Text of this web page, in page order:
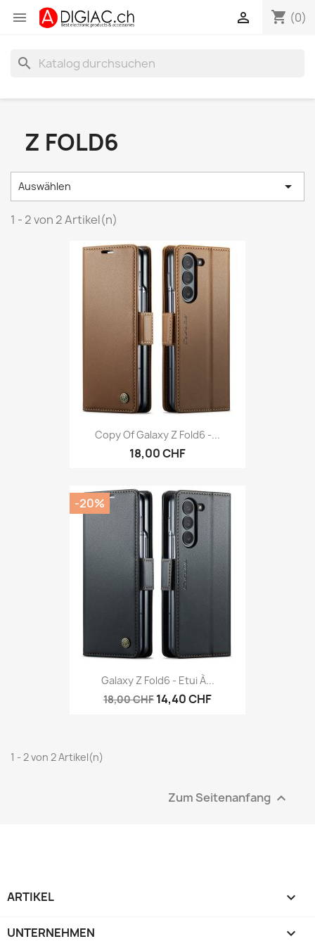
 shopping_cart (0)

search
Z FOLD6
Auswählen 
1 - 2 von 2 Artikel(n)
Copy Of Galaxy Z Fold6 -...
18,00 CHF
Galaxy Z Fold6 - Etui À...
18,00 CHF 14,40 CHF
-20%
1 - 2 von 2 Artikel(n)
Zum Seitenanfang 
ARTIKEL 
UNTERNEHMEN 